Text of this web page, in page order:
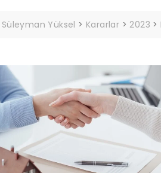
Yüksel > Kararlar > 2023 >